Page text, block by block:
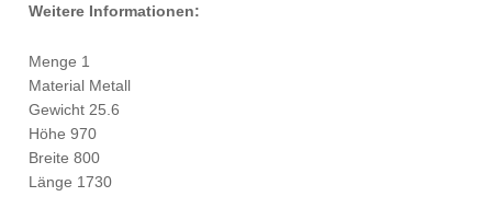
Weitere Informationen:
Menge 1
Material Metall
Gewicht 25.6
Höhe 970
Breite 800
Länge 1730